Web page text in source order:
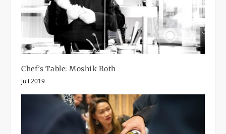
Chef’s Table: Moshik Roth
juli 2019